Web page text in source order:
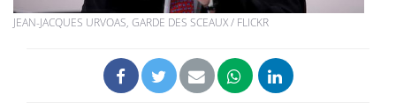
JEAN-JACQUES URVOAS, GARDE DES SCEAUX / FLICKR